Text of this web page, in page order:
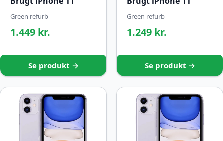
Green refurb
1.449 kr.
Se produkt →
Green refurb
1.249 kr.
Se produkt →